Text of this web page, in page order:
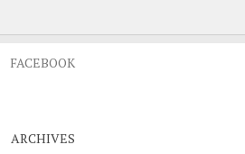
FACEBOOK
ARCHIVES